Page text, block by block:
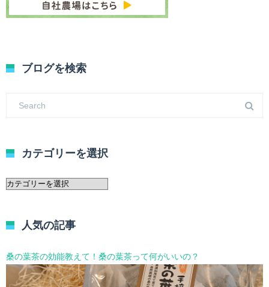
ブログを検索
カテゴリーを選択
カ
ー
選
択
人気の記事
桑の葉茶の効能教えて！桑の葉茶って何がいいの？